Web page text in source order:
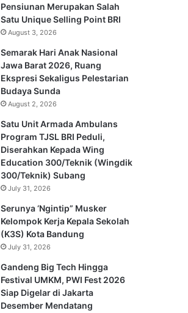
Pensiunan Merupakan Salah
Satu Unique Selling Point BRI
August 3, 2026
Semarak Hari Anak Nasional
Jawa Barat 2026, Ruang
Ekspresi Sekaligus Pelestarian
Budaya Sunda
August 2, 2026
Satu Unit Armada Ambulans
Program TJSL BRI Peduli,
Diserahkan Kepada Wing
Education 300/Teknik (Wingdik
300/Teknik) Subang
July 31, 2026
Serunya ‘Ngintip” Musker
Kelompok Kerja Kepala Sekolah
(K3S) Kota Bandung
July 31, 2026
Gandeng Big Tech Hingga
Festival UMKM, PWI Fest 2026
Siap Digelar di Jakarta
Desember Mendatang